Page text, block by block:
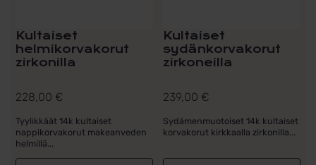
Kultaiset
helmikorvakorut
zirkonilla
228,00 €
Tyylikkäät 14k kultaiset
nappikorvakorut makeanveden
helmillä...
Kultaiset
sydänkorvakorut
zirkoneilla
239,00 €
Sydämenmuotoiset 14k kultaiset
korvakorut kirkkaalla zirkonilla...